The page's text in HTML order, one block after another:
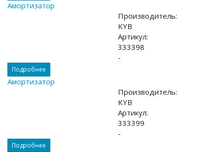
Амортизатор
Производитель:
KYB
Артикул:
333398
-
Подробнее
Амортизатор
Производитель:
KYB
Артикул:
333399
-
Подробнее